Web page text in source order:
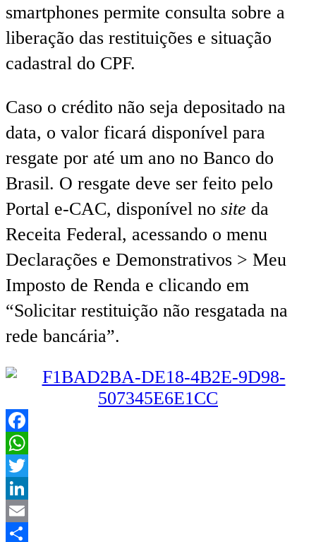
smartphones permite consulta sobre a
liberação das restituições e situação
cadastral do CPF.
Caso o crédito não seja depositado na
data, o valor ficará disponível para
resgate por até um ano no Banco do
Brasil. O resgate deve ser feito pelo
Portal e-CAC, disponível no site da
Receita Federal, acessando o menu
Declarações e Demonstrativos > Meu
Imposto de Renda e clicando em
“Solicitar restituição não resgatada na
rede bancária”.
Facebook
WhatsApp
Twitter
LinkedIn
Email